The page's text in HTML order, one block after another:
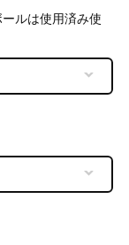
ルは使用済み使